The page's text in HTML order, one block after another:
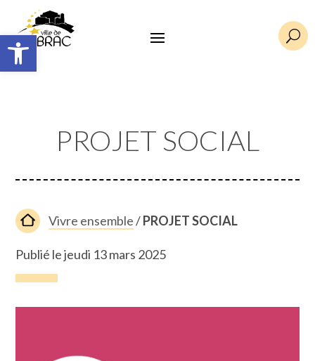
Ouvrir la barre d’outils U
PROJET SOCIAL
Vivre ensemble/PROJET SOCIAL
Publié le jeudi 13 mars 2025